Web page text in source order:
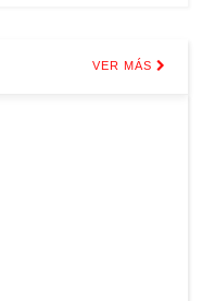
VER MÁS